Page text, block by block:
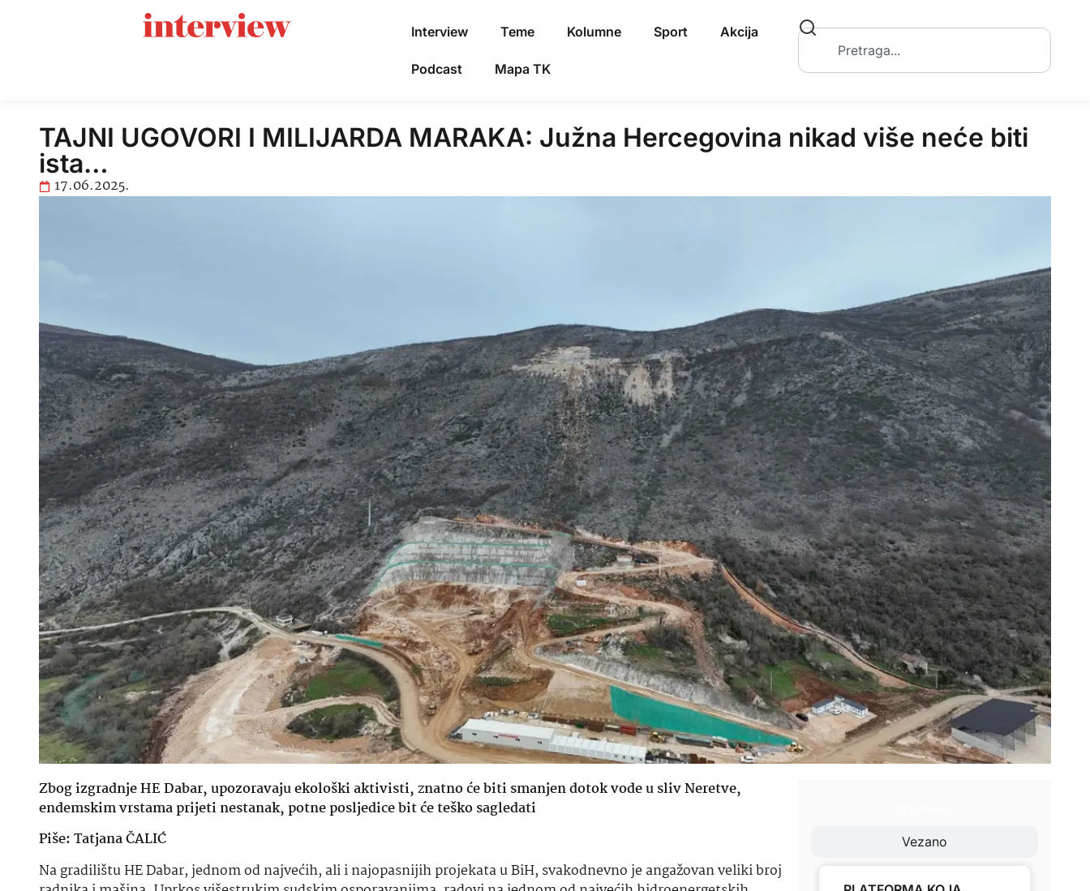
Interview Teme Kolumne Sport Akcija
Podcast Mapa TK
TAJNI UGOVORI I MILIJARDA MARAKA: Južna Hercegovina nikad više neće biti
ista…
17.06.2025.
Zbog izgradnje HE Dabar, upozoravaju ekološki aktivisti,znatno će biti smanjen dotok vode u sliv Neretve,
endemskim vrstama prijeti nestanak, potne posljedice bit će teško sagledati
Piše: Tatjana ČALIĆ
Na gradilištu HE Dabar, jednom od najvećih, ali i najopasnijih projekata u BiH, svakodnevno je angažovan veliki broj
Vezano